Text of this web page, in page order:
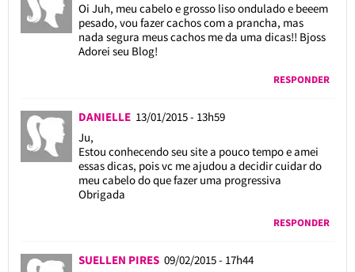
Oi Juh, meu cabelo e grosso liso ondulado e beeem
pesado, vou fazer cachos com a prancha, mas
nada segura meus cachos me da uma dicas!! Bjoss
Adorei seu Blog!
RESPONDER
DANIELLE 13/01/2015 - 13h59
Ju,
Estou conhecendo seu site a pouco tempo e amei
essas dicas, pois vc me ajudou a decidir cuidar do
meu cabelo do que fazer uma progressiva
Obrigada
RESPONDER
SUELLEN PIRES 09/02/2015 - 17h44